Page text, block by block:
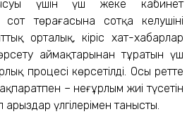
үшін үш жеке кабинет
төрағасына сотқа келушінің
орталық, кіріс хат-хабарлар
аймақтарынан тұратын үш
процесі көрсетілді. Осы ретте
– неғұрлым жиі түсетін
үлгілерімен танысты.